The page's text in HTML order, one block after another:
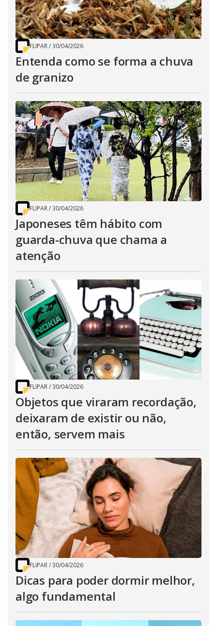
FLIPAR/30/04/2026
Entenda como se forma a chuva
de granizo
FLIPAR/30/04/2026
Japoneses têm hábito com
guarda-chuva que chama a
atenção
FLIPAR/30/04/2026
Objetos que viraram recordação,
deixaram de existir ou não,
então, servem mais
FLIPAR/30/04/2026
Dicas para poder dormir melhor,
algo fundamental